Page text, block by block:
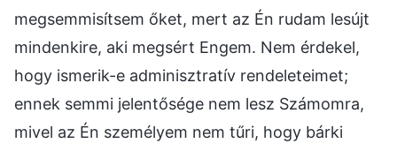
megsemmisítsem őket, mert az Én rudam lesújt
mindenkire, aki megsért Engem. Nem érdekel,
hogy ismerik-e adminisztratív rendeleteimet;
ennek semmi jelentősége nem lesz Számomra,
mivel az Én személyem nem tűri, hogy bárki